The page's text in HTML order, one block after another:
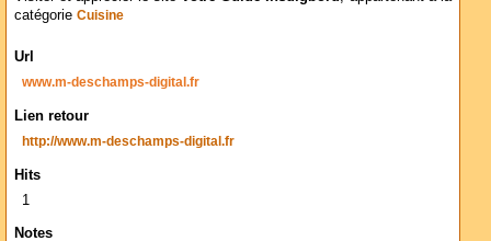
catégorie Cuisine
Url
www.m-deschamps-digital.fr
Lien retour
http://www.m-deschamps-digital.fr
Hits
1
Notes